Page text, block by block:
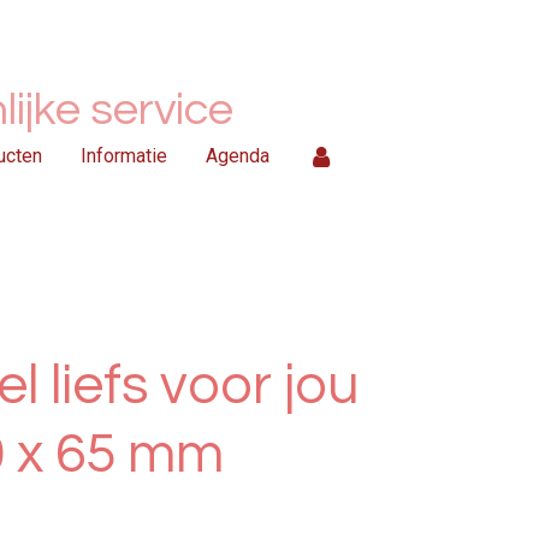
service
Informatie Agenda
liefs voor jou
x 65 mm